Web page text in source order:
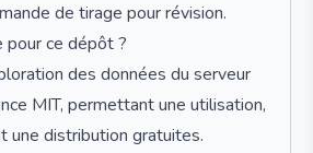
de tirage pour révision.
pour ce dépôt ?
des données du serveur
MIT, permettant une utilisation,
une distribution gratuites.